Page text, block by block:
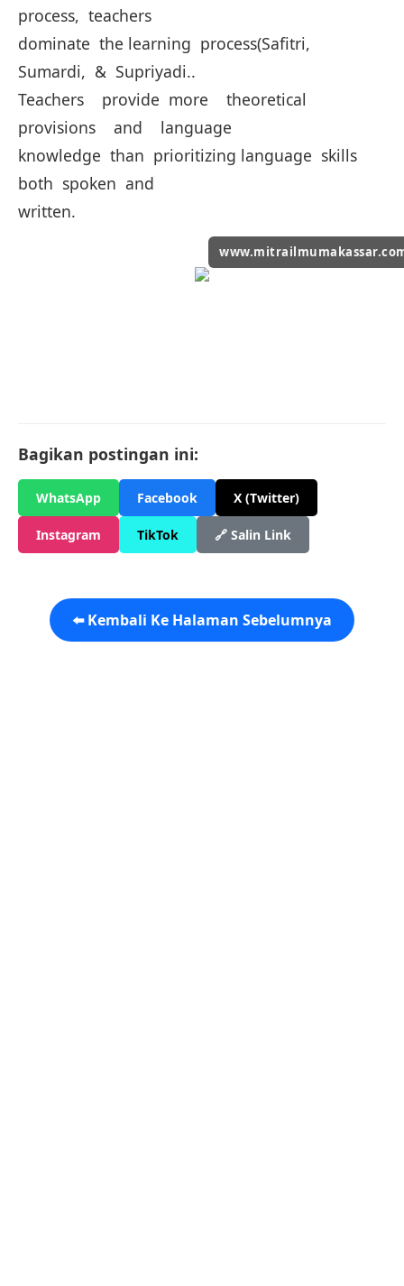
process, teachers
dominate the learning process(Safitri,
Sumardi, & Supriyadi..
Teachers provide more theoretical
provisions and language
knowledge than prioritizing language skills
both spoken and
written.
Bagikan postingan ini:
WhatsApp Facebook X (Twitter)
Instagram TikTok 🔗 Salin Link
⬅️ Kembali Ke Halaman Sebelumnya